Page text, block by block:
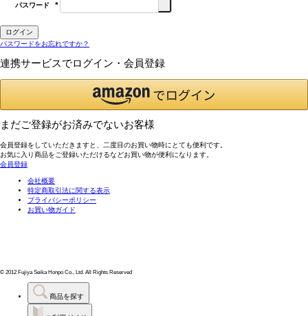
パスワード
ログイン
パスワードをお忘れですか？
連携サービスでログイン・会員登録
まだご登録がお済みでないお客様
会員登録をしていただきますと、二度目のお買い物時にとても便利です。
お気に入り商品をご登録いただけるなどお買い物が便利になります。
会員登録
会社概要
特定商取引法に関する表示
プライバシーポリシー
お買い物ガイド
© 2012 Fujiya Seika Honpo Co., Ltd. All Rights Reserved
商品を探す